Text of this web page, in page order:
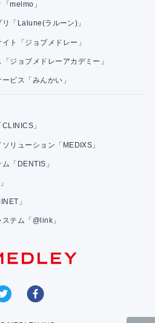
melmo」
「Lalune(ラルーン)」
ト「ジョブメドレー」
ジョブメドレーアカデミー」
ビス「みんかい」
」
リューション「MEDIXS」
「DENTIS」
」
テム「@link」